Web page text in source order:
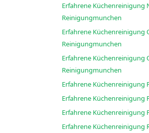
Erfahrene Küchenreinigung
Reinigungmunchen
Erfahrene Küchenreinigung
Reinigungmunchen
Erfahrene Küchenreinigung
Reinigungmunchen
Erfahrene Küchenreinigung